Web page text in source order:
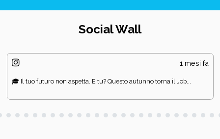
Social Wall
1 mesi fa
🎓 Il tuo futuro non aspetta. E tu? Questo autunno torna il Job...